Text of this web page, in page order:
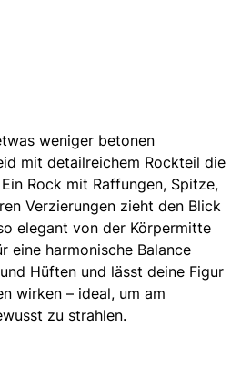
weniger betonen
mit detailreichem Rockteil die
Rock mit Raffungen, Spitze,
Verzierungen zieht den Blick
elegant von der Körpermitte
eine harmonische Balance
Hüften und lässt deine Figur
wirken – ideal, um am
zu strahlen.